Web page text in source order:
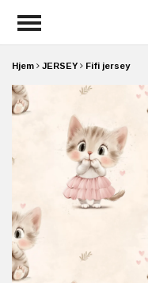
Hjem JERSEY Fifi jersey